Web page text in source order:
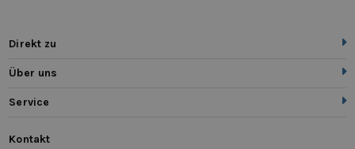
Direkt zu
Über uns
Service
Kontakt